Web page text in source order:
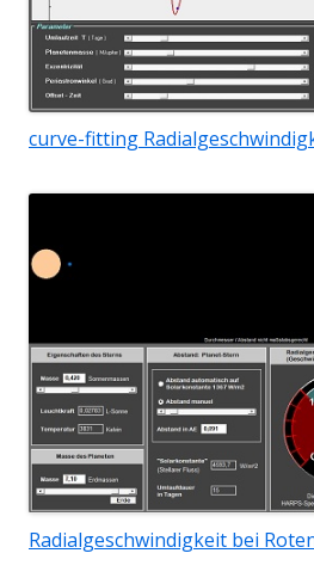
curve-fitting
Radialgeschwindigkeit bei